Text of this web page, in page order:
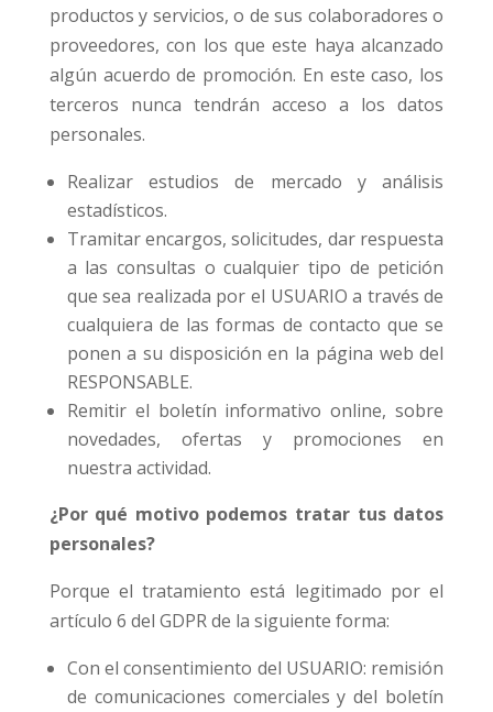
productos y servicios, o de sus colaboradores o
proveedores, con los que este haya alcanzado
algún acuerdo de promoción. En este caso, los
terceros nunca tendrán acceso a los datos
personales.
Realizar estudios de mercado y análisis
estadísticos.
Tramitar encargos, solicitudes, dar respuesta
a las consultas o cualquier tipo de petición
que sea realizada por el USUARIO a través de
cualquiera de las formas de contacto que se
ponen a su disposición en la página web del
RESPONSABLE.
Remitir el boletín informativo online, sobre
novedades, ofertas y promociones en
nuestra actividad.
¿Por qué motivo podemos tratar tus datos
personales?
Porque el tratamiento está legitimado por el
artículo 6 del GDPR de la siguiente forma:
Con el consentimiento del USUARIO: remisión
de comunicaciones comerciales y del boletín